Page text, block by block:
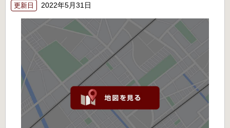
更新日 2022年5月31日